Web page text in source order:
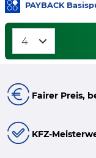
PAYBACK
Fairer Preis,
KFZ-